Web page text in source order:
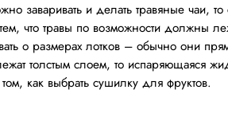
заваривать и делать травяные чаи,
что травы по возможности должны
о размерах лотков – обычно они
толстым слоем, то испаряющаяся
как выбрать сушилку для фруктов.